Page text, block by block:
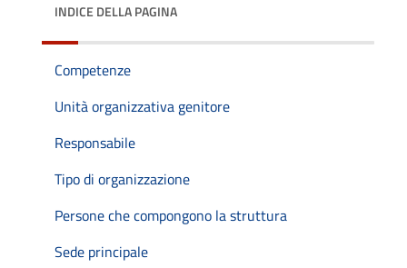
INDICE DELLA PAGINA
Competenze
Unità organizzativa genitore
Responsabile
Tipo di organizzazione
Persone che compongono la struttura
Sede principale